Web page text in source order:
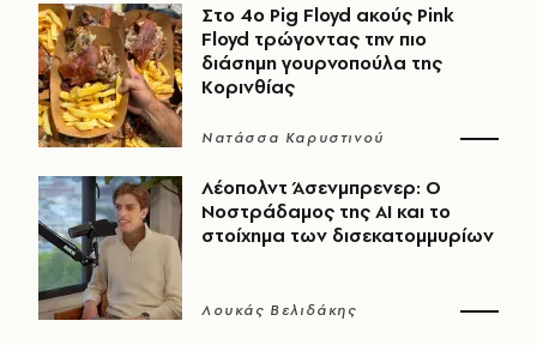
Στο 4ο Pig Floyd ακούς Pink
Floyd τρώγοντας την πιο
διάσημη γουρνοπούλα της
Κορινθίας
Νατάσσα Καρυστινού
Λέοπολντ Άσενμπρενερ: Ο
Νοστράδαμος της AI και το
στοίχημα των δισεκατομμυρίων
Λουκάς Βελιδάκης